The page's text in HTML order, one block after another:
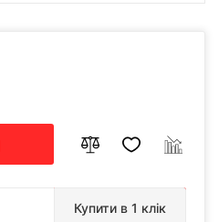
Купити в 1 клік